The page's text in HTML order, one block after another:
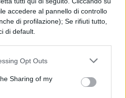
accedere al pannello di controllo
di profilazione); Se rifiuti tutto,
di default.
Opt Outs
Sharing of my